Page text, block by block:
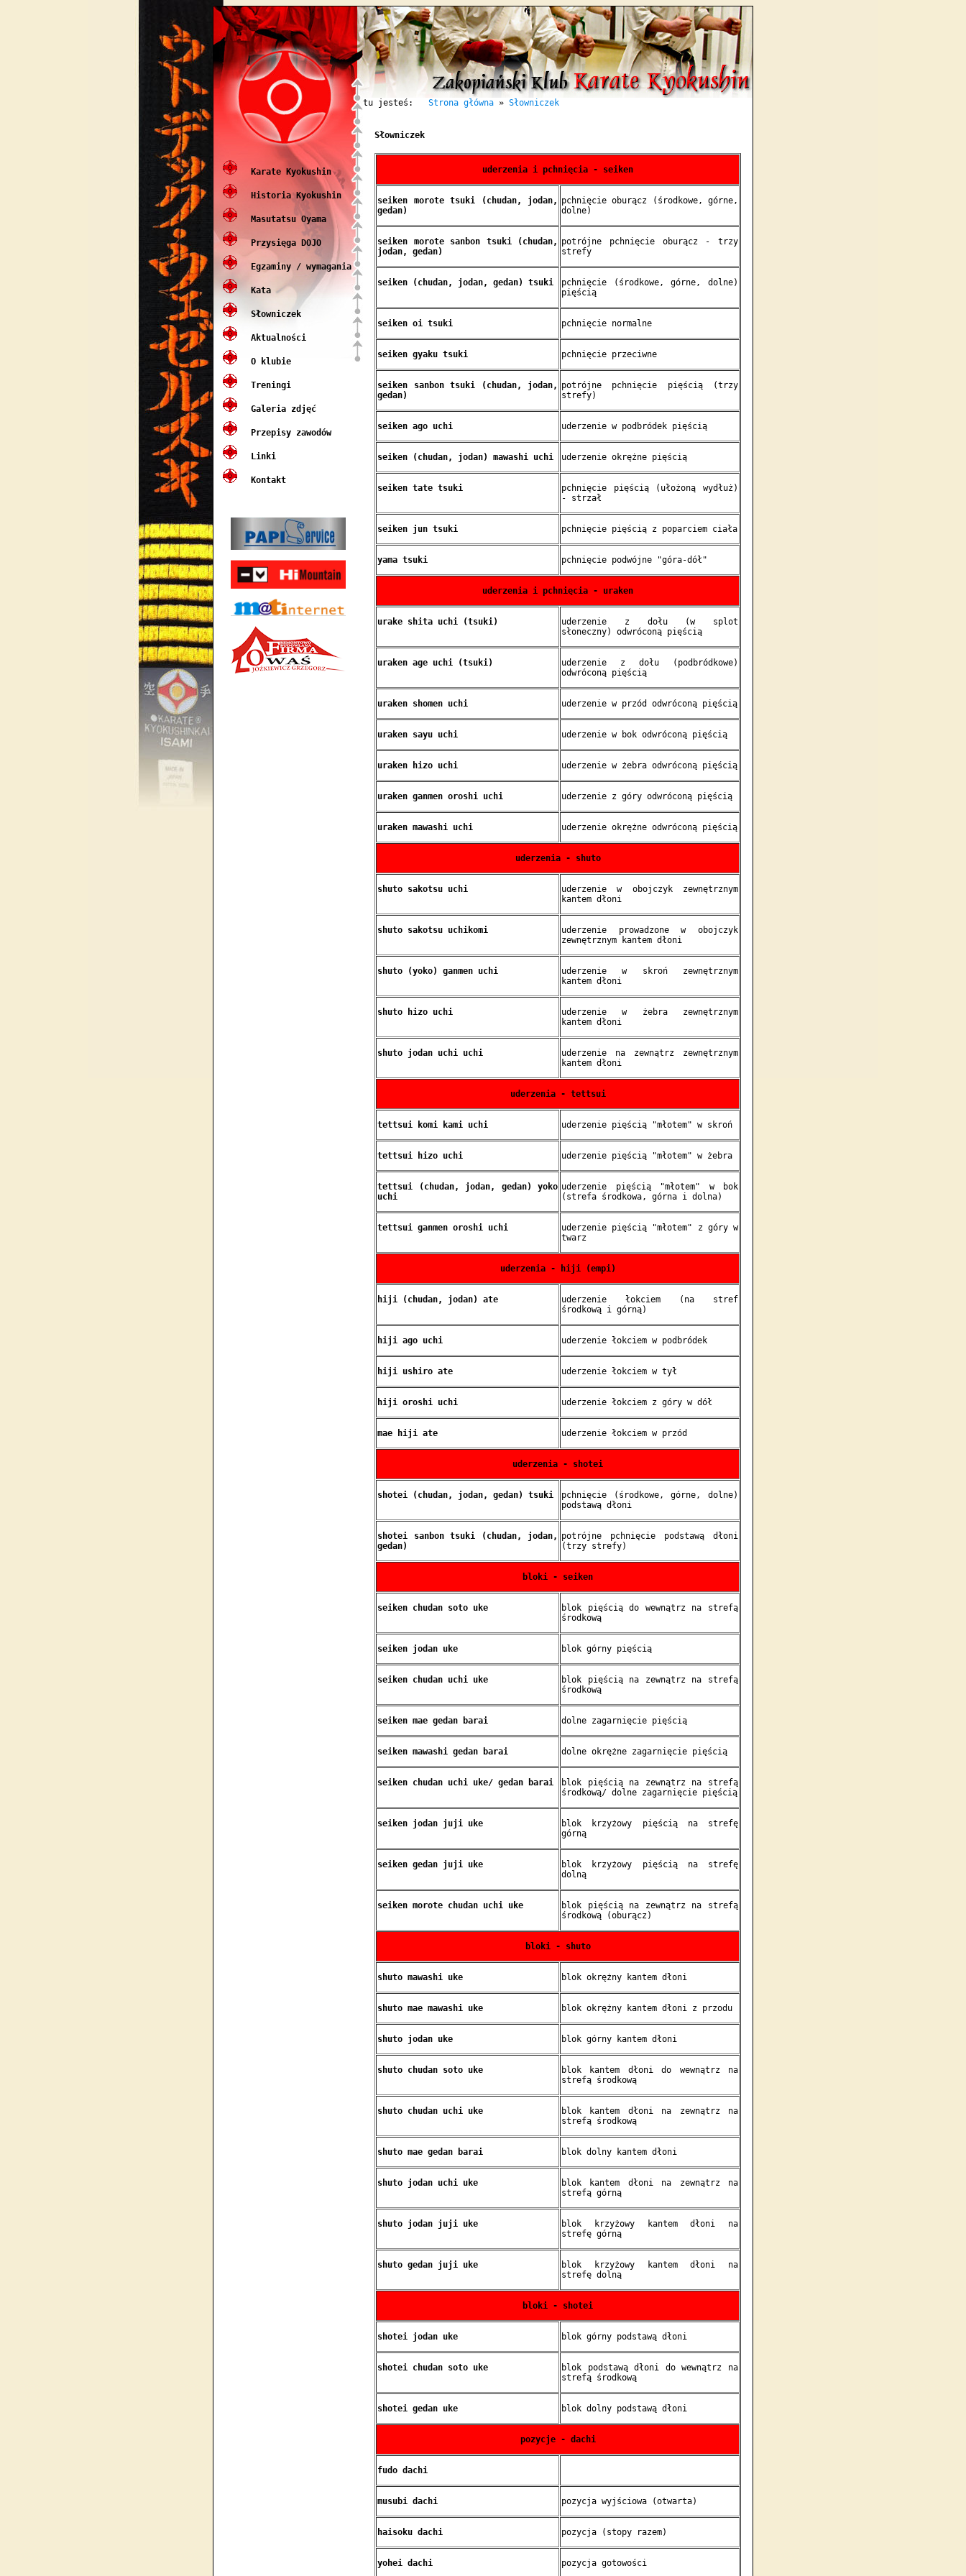
Karate Kyokushin
Historia Kyokushin
Masutatsu Oyama
Przysięga DOJO
Egzaminy / wymagania
Kata
Słowniczek
Aktualności
O klubie
Treningi
Galeria zdjęć
Przepisy zawodów
Linki
Kontakt
tu jesteś: Strona główna » Słowniczek
Słowniczek
uderzenia i pchnięcia - seiken
seiken morote tsuki (chudan, jodan,
gedan)
pchnięcie oburącz (środkowe, górne,
dolne)
seiken morote sanbon tsuki (chudan,
jodan, gedan)
potrójne pchnięcie oburącz - trzy
strefy
seiken (chudan, jodan, gedan) tsuki
pchnięcie (środkowe, górne, dolne)
pięścią
seiken oi tsuki pchnięcie normalne
seiken gyaku tsuki pchnięcie przeciwne
seiken sanbon tsuki (chudan, jodan,
gedan)
potrójne pchnięcie pięścią (trzy
strefy)
seiken ago uchi uderzenie w podbródek pięścią
seiken (chudan, jodan) mawashi uchi uderzenie okrężne pięścią
seiken tate tsuki
pchnięcie pięścią (ułożoną wydłuż)
- strzał
seiken jun tsuki pchnięcie pięścią z poparciem ciała
yama tsuki pchnięcie podwójne "góra-dół"
uderzenia i pchnięcia - uraken
urake shita uchi (tsuki)
uderzenie z dołu (w splot
słoneczny) odwróconą pięścią
uraken age uchi (tsuki)
uderzenie z dołu (podbródkowe)
odwróconą pięścią
uraken shomen uchi uderzenie w przód odwróconą pięścią
uraken sayu uchi uderzenie w bok odwróconą pięścią
uraken hizo uchi uderzenie w żebra odwróconą pięścią
uraken ganmen oroshi uchi uderzenie z góry odwróconą pięścią
uraken mawashi uchi uderzenie okrężne odwróconą pięścią
uderzenia - shuto
shuto sakotsu uchi
uderzenie w obojczyk zewnętrznym
kantem dłoni
shuto sakotsu uchikomi
uderzenie prowadzone w obojczyk
zewnętrznym kantem dłoni
shuto (yoko) ganmen uchi
uderzenie w skroń zewnętrznym
kantem dłoni
shuto hizo uchi
uderzenie w żebra zewnętrznym
kantem dłoni
shuto jodan uchi uchi
uderzenie na zewnątrz zewnętrznym
kantem dłoni
uderzenia - tettsui
tettsui komi kami uchi uderzenie pięścią "młotem" w skroń
tettsui hizo uchi uderzenie pięścią "młotem" w żebra
tettsui (chudan, jodan, gedan) yoko
uchi
uderzenie pięścią "młotem" w bok
(strefa środkowa, górna i dolna)
tettsui ganmen oroshi uchi
uderzenie pięścią "młotem" z góry w
twarz
uderzenia - hiji (empi)
hiji (chudan, jodan) ate
uderzenie łokciem (na stref
środkową i górną)
hiji ago uchi uderzenie łokciem w podbródek
hiji ushiro ate uderzenie łokciem w tył
hiji oroshi uchi uderzenie łokciem z góry w dół
mae hiji ate uderzenie łokciem w przód
uderzenia - shotei
shotei (chudan, jodan, gedan) tsuki
pchnięcie (środkowe, górne, dolne)
podstawą dłoni
shotei sanbon tsuki (chudan, jodan,
gedan)
potrójne pchnięcie podstawą dłoni
(trzy strefy)
bloki - seiken
seiken chudan soto uke
blok pięścią do wewnątrz na strefą
środkową
seiken jodan uke blok górny pięścią
seiken chudan uchi uke
blok pięścią na zewnątrz na strefą
środkową
seiken mae gedan barai dolne zagarnięcie pięścią
seiken mawashi gedan barai dolne okrężne zagarnięcie pięścią
seiken chudan uchi uke/ gedan barai
blok pięścią na zewnątrz na strefą
środkową/ dolne zagarnięcie pięścią
seiken jodan juji uke
blok krzyżowy pięścią na strefę
górną
seiken gedan juji uke
blok krzyżowy pięścią na strefę
dolną
seiken morote chudan uchi uke
blok pięścią na zewnątrz na strefą
środkową (oburącz)
bloki - shuto
shuto mawashi uke blok okrężny kantem dłoni
shuto mae mawashi uke blok okrężny kantem dłoni z przodu
shuto jodan uke blok górny kantem dłoni
shuto chudan soto uke
blok kantem dłoni do wewnątrz na
strefą środkową
shuto chudan uchi uke
blok kantem dłoni na zewnątrz na
strefą środkową
shuto mae gedan barai blok dolny kantem dłoni
shuto jodan uchi uke
blok kantem dłoni na zewnątrz na
strefą górną
shuto jodan juji uke
blok krzyżowy kantem dłoni na
strefę górną
shuto gedan juji uke
blok krzyżowy kantem dłoni na
strefę dolną
bloki - shotei
shotei jodan uke blok górny podstawą dłoni
shotei chudan soto uke
blok podstawą dłoni do wewnątrz na
strefą środkową
shotei gedan uke blok dolny podstawą dłoni
pozycje - dachi
fudo dachi
musubi dachi pozycja wyjściowa (otwarta)
haisoku dachi pozycja (stopy razem)
yohei dachi pozycja gotowości